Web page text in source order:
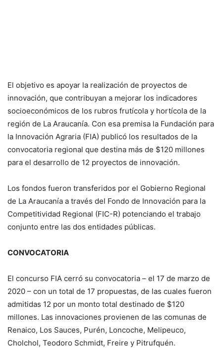
El objetivo es apoyar la realización de proyectos de
innovación, que contribuyan a mejorar los indicadores
socioeconómicos de los rubros frutícola y hortícola de la
región de La Araucanía. Con esa premisa la Fundación para
la Innovación Agraria (FIA) publicó los resultados de la
convocatoria regional que destina más de $120 millones
para el desarrollo de 12 proyectos de innovación.
Los fondos fueron transferidos por el Gobierno Regional
de La Araucanía a través del Fondo de Innovación para la
Competitividad Regional (FIC-R) potenciando el trabajo
conjunto entre las dos entidades públicas.
CONVOCATORIA
El concurso FIA cerró su convocatoria – el 17 de marzo de
2020 – con un total de 17 propuestas, de las cuales fueron
admitidas 12 por un monto total destinado de $120
millones. Las innovaciones provienen de las comunas de
Renaico, Los Sauces, Purén, Loncoche, Melipeuco,
Cholchol, Teodoro Schmidt, Freire y Pitrufquén.